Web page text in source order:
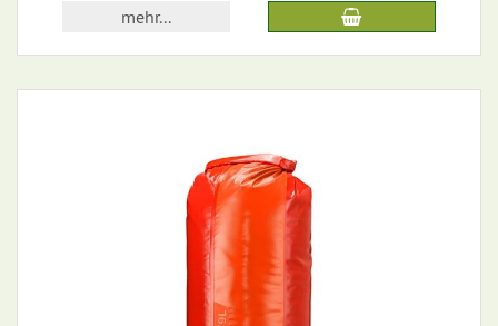
mehr...